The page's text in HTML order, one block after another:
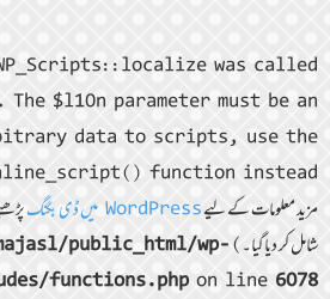
was called
$l10n parameter must be an
data to scripts, use the
مزید معلومات کے لیےWordPress میں ڈی بگنگ
شامل کر دیا گیا۔) inpublic_html/wp-
functions.php on line 6078